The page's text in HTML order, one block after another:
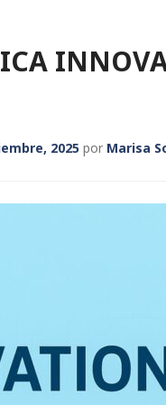
2025 por Marisa